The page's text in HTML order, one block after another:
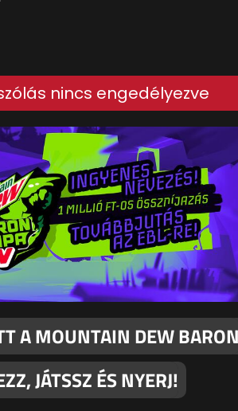
nincs engedélyezve
A MOUNTAIN DEW
JÁTSSZ ÉS NYERJ!